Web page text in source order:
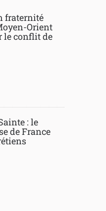
fraternité
Orient
le conflit de
: le
de France